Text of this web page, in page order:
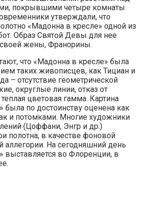
покрывшими четыре комнаты
утверждали, что
«Мадонна в кресле» одной из
Образ Святой Девы для нее
жены, Франорины.
что «Мадонна в кресле» была
таких живописцев, как Тициан и
– отсутствие геометрической
округлые линии, отказ от
цветовая гамма. Картина
была по достоинству оценена как
и потомками. Многие художники
(Цоффани, Энгр и др.)
полотна, в качестве фоновой
аллегории. На сегодняшний день
выставляется во Флоренции, в